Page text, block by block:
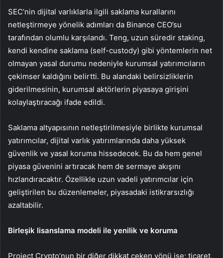
SEC’nin dijital varlıklarla ilgili saklama kurallarını
netleştirmeye yönelik adımları da Binance CEO’su
tarafından olumlu karşılandı. Teng, uzun süredir staking,
kendi kendine saklama (self-custody) gibi yöntemlerin net
olmayan yasal durumu nedeniyle kurumsal yatırımcıların
çekimser kaldığını belirtti. Bu alandaki belirsizliklerin
giderilmesinin, kurumsal aktörlerin piyasaya girişini
kolaylaştıracağı ifade edildi.
Saklama altyapısının netleştirilmesiyle birlikte kurumsal
yatırımcılar, dijital varlık yatırımlarında daha yüksek
güvenlik ve yasal koruma hissedecek. Bu da hem genel
piyasa güvenini artıracak hem de sermaye akışını
hızlandıracaktır. Özellikle uzun vadeli yatırımcılar için
geliştirilen bu düzenlemeler, piyasadaki istikrarsızlığı
azaltabilir.
Birleşik lisanslama modeli ile yenilik ve koruma
Project Crypto’nun bir diğer dikkat çeken yönü ise; ticaret,